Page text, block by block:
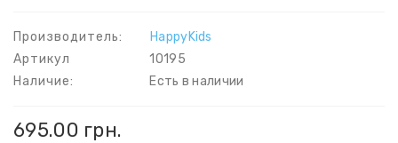
Производитель:
HappyKids
Артикул
10195
Наличие:
Есть в наличии
695.00 грн.